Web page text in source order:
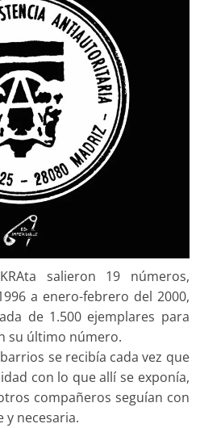
salieron 19 números,
a enero-febrero del 2000,
de 1.500 ejemplares para
su último número.
se recibía cada vez que
con lo que allí se exponía,
compañeros seguían con
necesaria.